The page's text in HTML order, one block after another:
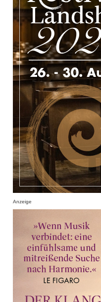
Anzeige